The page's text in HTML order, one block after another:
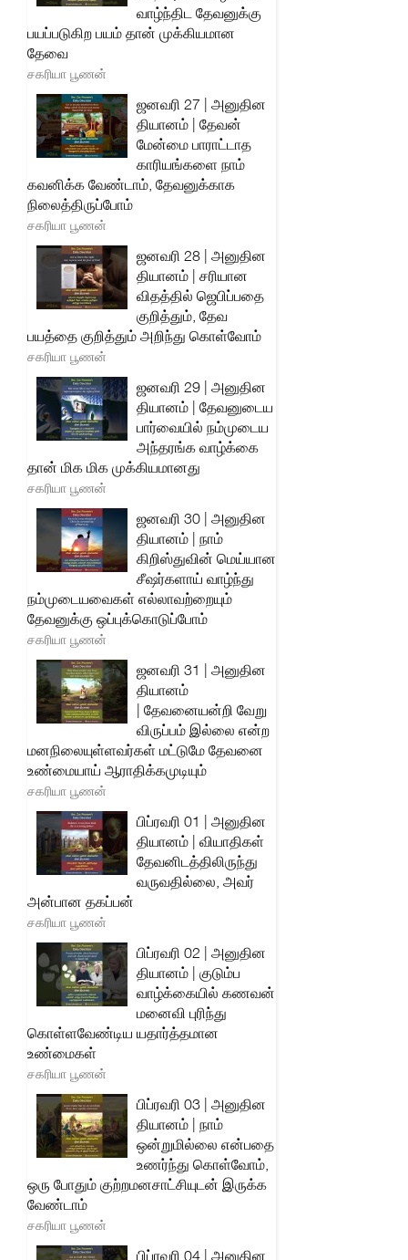
வாழ்ந்திட தேவனுக்கு
பயப்படுகிற பயம் தான் முக்கியமான
தேவை
சகரியா பூணன்
ஜனவரி 27 | அனுதின
தியானம் | தேவன்
மேன்மை பாராட்டாத
காரியங்களை நாம்
கவனிக்க வேண்டாம், தேவனுக்காக
நிலைத்திருப்போம்
சகரியா பூணன்
ஜனவரி 28 | அனுதின
தியானம் | சரியான
விதத்தில் ஜெபிப்பதை
குறித்தும், தேவ
பயத்தை குறித்தும் அறிந்து கொள்வோம்
சகரியா பூணன்
ஜனவரி 29 | அனுதின
தியானம் | தேவனுடைய
பார்வையில் நம்முடைய
அந்தரங்க வாழ்க்கை
தான் மிக மிக முக்கியமானது
சகரியா பூணன்
ஜனவரி 30 | அனுதின
தியானம் | நாம்
கிறிஸ்துவின் மெய்யான
சீஷர்களாய் வாழ்ந்து
நம்முடையவைகள் எல்லாவற்றையும்
தேவனுக்கு ஒப்புக்கொடுப்போம்
சகரியா பூணன்
ஜனவரி 31 | அனுதின
தியானம்
| தேவனையன்றி வேறு
விருப்பம் இல்லை என்ற
மனநிலையுள்ளவர்கள் மட்டுமே தேவனை
உண்மையாய் ஆராதிக்கமுடியும்
சகரியா பூணன்
பிப்ரவரி 01 | அனுதின
தியானம் | வியாதிகள்
தேவனிடத்திலிருந்து
வருவதில்லை, அவர்
அன்பான தகப்பன்
சகரியா பூணன்
பிப்ரவரி 02 | அனுதின
தியானம் | குடும்ப
வாழ்க்கையில் கணவன்
மனைவி புரிந்து
கொள்ளவேண்டிய யதார்த்தமான
உண்மைகள்
சகரியா பூணன்
பிப்ரவரி 03 | அனுதின
தியானம் | நாம்
ஒன்றுமில்லை என்பதை
உணர்ந்து கொள்வோம்,
ஒரு போதும் குற்றமனசாட்சியுடன் இருக்க
வேண்டாம்
சகரியா பூணன்
பிப்ரவரி 04 | அனுதின